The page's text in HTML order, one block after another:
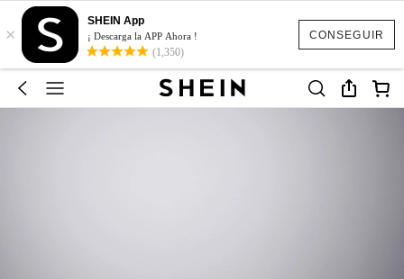
CONSEGUIR
×
SHEIN App
¡ Descarga la APP Ahora !
(1,350)